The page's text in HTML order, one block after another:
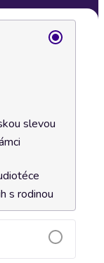
slevou
s rodinou